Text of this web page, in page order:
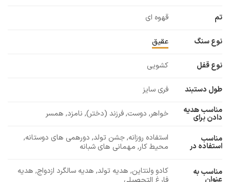
تم قهوه ای
نوع سنگ عقیق
نوع قفل کشویی
طول دستبند
فری سایز
مناسب هدیه
دادن برای خواهر, دوست, فرزند (دختر), نامزد, همسر
مناسب
استفاده در
استفاده روزانه, جشن تولد, دورهمی های دوستانه,
محیط کار, مهمانی های شبانه
مناسب به
عنوان
کادو ولنتاین, هدیه تولد, هدیه سالگرد ازدواج, هدیه